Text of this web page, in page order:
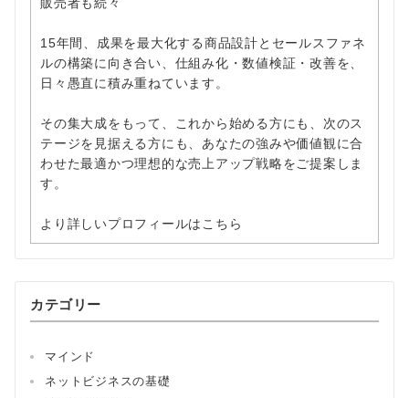
15年間、成果を最大化する商品設計とセールスファネ
ルの構築に向き合い、仕組み化・数値検証・改善を、
日々愚直に積み重ねています。
その集大成をもって、これから始める方にも、次のス
テージを見据える方にも、あなたの強みや価値観に合
わせた最適かつ理想的な売上アップ戦略をご提案しま
す。
より詳しいプロフィールはこちら
カテゴリー
マインド
ネットビジネスの基礎